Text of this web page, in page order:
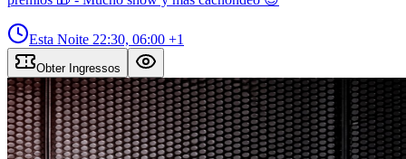
Esta Noite 22:30, 06:00 +1
Obter Ingressos